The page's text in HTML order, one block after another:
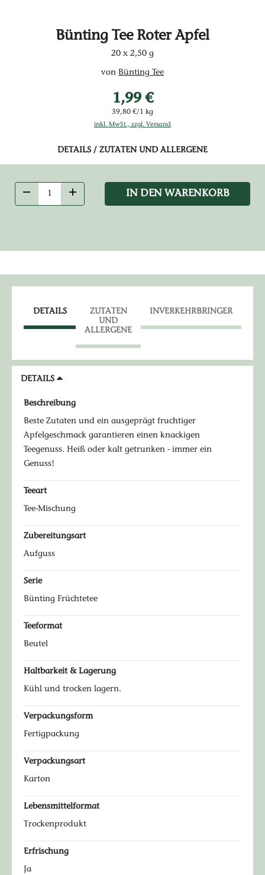
Bünting Tee Roter Apfel
20 x 2,50 g
von Bünting Tee
1,99 €
39,80 €/1 kg
inkl. MwSt., zzgl. Versand
DETAILS / ZUTATEN UND ALLERGENE
ANZAHL VERRINGERNANZAHL ERHÖHEN
IN DEN WARENKORB
DETAILS
ZUTATEN
UND
ALLERGENE
INVERKEHRBRINGER
DETAILS
Beschreibung
Beste Zutaten und ein ausgeprägt fruchtiger
Apfelgeschmack garantieren einen knackigen
Teegenuss. Heiß oder kalt getrunken - immer ein
Genuss!
Teeart
Tee-Mischung
Zubereitungsart
Aufguss
Serie
Bünting Früchtetee
Teeformat
Beutel
Haltbarkeit & Lagerung
Kühl und trocken lagern.
Verpackungsform
Fertigpackung
Verpackungsart
Karton
Lebensmittelformat
Trockenprodukt
Erfrischung
Ja